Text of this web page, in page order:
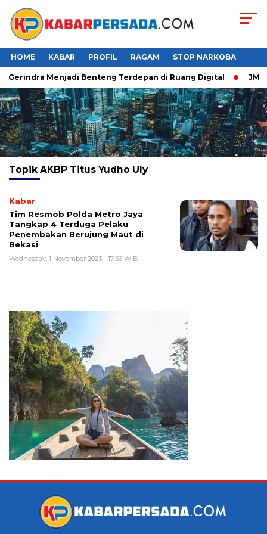
HOME KABAR PROFIL RAGAM STOP NARKOBA
Gerindra Menjadi Benteng Terdepan di Ruang Digital
Topik AKBP Titus Yudho Uly
Kabar
Tim Resmob Polda Metro Jaya
Tangkap 4 Terduga Pelaku
Penembakan Berujung Maut di
Bekasi
Wednesday, 1 November 2023 - 17:56 WIB